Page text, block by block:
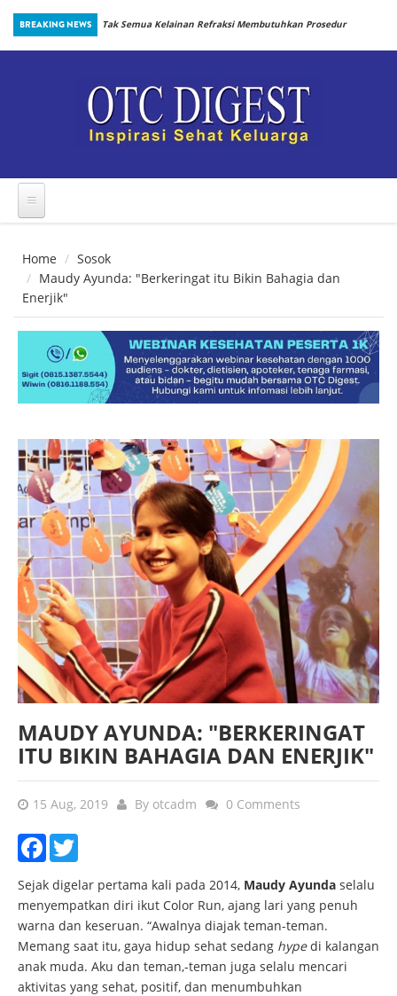
Skip to main content
BREAKING NEWS
Sejak
Tak Semua Kelainan Refraksi Membutuhkan Prosedur
Home
Sosok
Maudy Ayunda: "Berkeringat itu Bikin Bahagia dan
Enerjik"
MAUDY AYUNDA: "BERKERINGAT
ITU BIKIN BAHAGIA DAN ENERJIK"
15 Aug, 2019 By otcadm 0 Comments
Facebook
Sejak digelar pertama kali pada 2014, Maudy Ayunda selalu
menyempatkan diri ikut Color Run, ajang lari yang penuh
warna dan keseruan. “Awalnya diajak teman-teman.
Memang saat itu, gaya hidup sehat sedang hypedi kalangan
anak muda. Aku dan teman,-teman juga selalu mencari
aktivitas yang sehat, positif, dan menumbuhkan